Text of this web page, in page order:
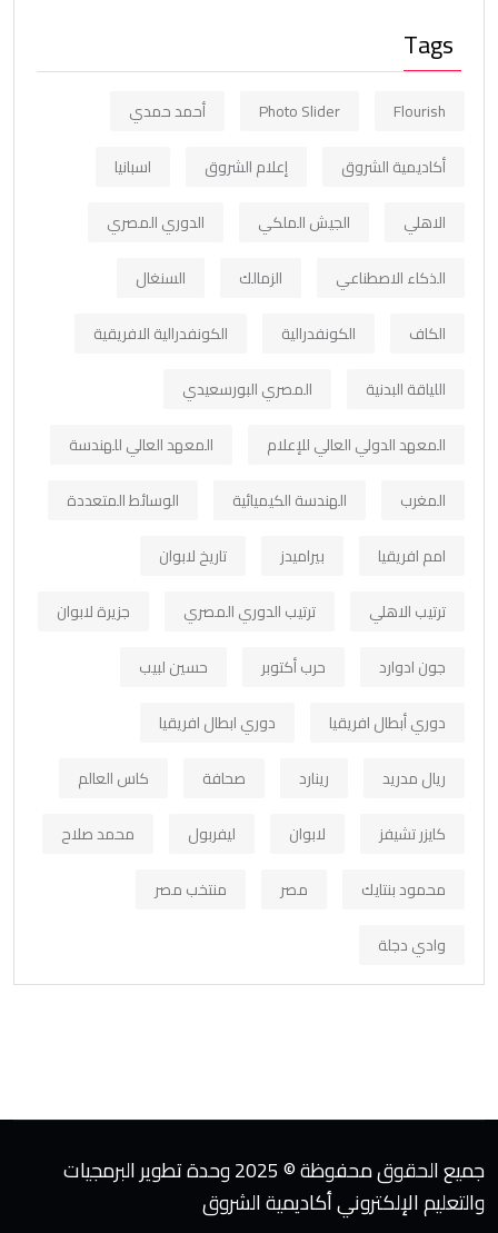
Tags
Flourish
Photo Slider
أحمد حمدي
أكاديمية الشروق
إعلام الشروق
اسبانيا
الاهلي
الجيش الملكي
الدوري المصري
الذكاء الاصطناعي
الزمالك
السنغال
الكاف
الكونفدرالية
الكونفدرالية الافريقية
اللياقة البدنية
المصري البورسعيدي
المعهد الدولي العالي للإعلام
المعهد العالي للهندسة
المغرب
الهندسة الكيميائية
الوسائط المتعددة
امم افريقيا
بيراميدز
تاريخ لابوان
ترتيب الاهلي
ترتيب الدوري المصري
جزيرة لابوان
جون ادوارد
حرب أكتوبر
حسين لبيب
دوري أبطال افريقيا
دوري ابطال افريقيا
ريال مدريد
رينارد صحافة
كاس العالم
كايزر تشيفز
لابوان ليفربول
محمد صلاح
محمود بنتايك
مصر
منتخب مصر
وادي دجلة
جميع الحقوق محفوظة © 2025 وحدة تطوير البرمجيات
والتعليم الإلكتروني أكاديمية الشروق